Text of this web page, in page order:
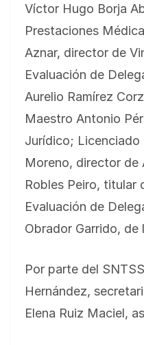
Víctor Hugo Borja
Prestaciones
Aznar, director de
Evaluación de
Aurelio Ramírez
Maestro Antonio
Jurídico; Licenciado
Moreno, director de
Robles Peiro, titular
Evaluación de
Obrador Garrido, de
Por parte del
Hernández,
Elena Ruiz Maciel,